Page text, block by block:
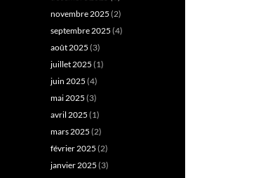
novembre 2025 (2)
septembre 2025 (4)
août 2025 (3)
juillet 2025 (1)
juin 2025 (4)
mai 2025 (3)
avril 2025 (1)
mars 2025 (2)
février 2025 (2)
janvier 2025 (3)